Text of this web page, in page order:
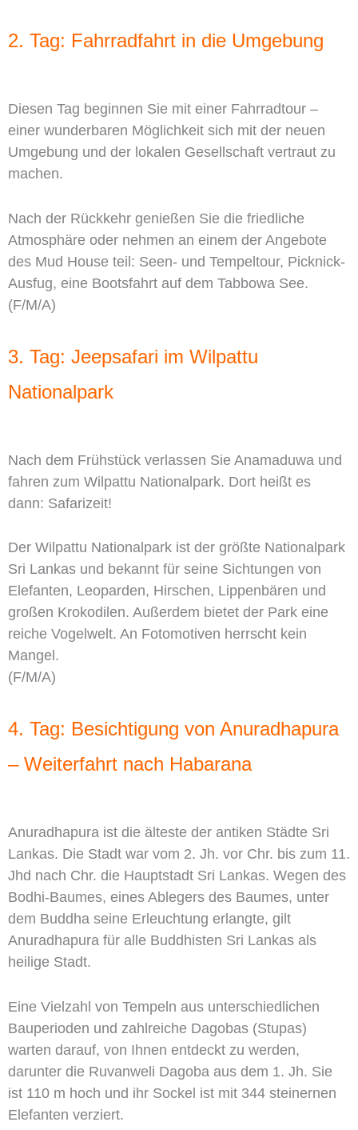
2. Tag: Fahrradfahrt in die Umgebung
Diesen Tag beginnen Sie mit einer Fahrradtour –
einer wunderbaren Möglichkeit sich mit der neuen
Umgebung und der lokalen Gesellschaft vertraut zu
machen.
Nach der Rückkehr genießen Sie die friedliche
Atmosphäre oder nehmen an einem der Angebote
des Mud House teil: Seen- und Tempeltour, Picknick-
Ausfug, eine Bootsfahrt auf dem Tabbowa See.
(F/M/A)
3. Tag: Jeepsafari im Wilpattu
Nationalpark
Nach dem Frühstück verlassen Sie Anamaduwa und
fahren zum Wilpattu Nationalpark. Dort heißt es
dann: Safarizeit!
Der Wilpattu Nationalpark ist der größte Nationalpark
Sri Lankas und bekannt für seine Sichtungen von
Elefanten, Leoparden, Hirschen, Lippenbären und
großen Krokodilen. Außerdem bietet der Park eine
reiche Vogelwelt. An Fotomotiven herrscht kein
Mangel.
(F/M/A)
4. Tag: Besichtigung von Anuradhapura
– Weiterfahrt nach Habarana
Anuradhapura ist die älteste der antiken Städte Sri
Lankas. Die Stadt war vom 2. Jh. vor Chr. bis zum 11.
Jhd nach Chr. die Hauptstadt Sri Lankas. Wegen des
Bodhi-Baumes, eines Ablegers des Baumes, unter
dem Buddha seine Erleuchtung erlangte, gilt
Anuradhapura für alle Buddhisten Sri Lankas als
heilige Stadt.
Eine Vielzahl von Tempeln aus unterschiedlichen
Bauperioden und zahlreiche Dagobas (Stupas)
warten darauf, von Ihnen entdeckt zu werden,
darunter die Ruvanweli Dagoba aus dem 1. Jh. Sie
ist 110 m hoch und ihr Sockel ist mit 344 steinernen
Elefanten verziert.